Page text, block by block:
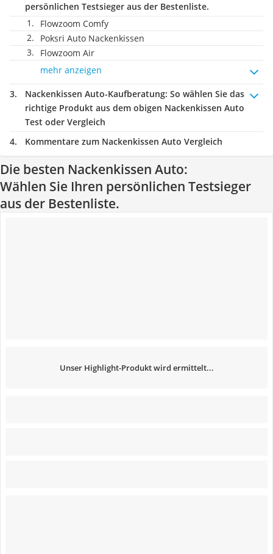
persönlichen Testsieger aus der Bestenliste.
Flowzoom Comfy
Poksri Auto Nackenkissen
Flowzoom Air
mehr anzeigen
Nackenkissen Auto-Kaufberatung: So wählen Sie das
richtige Produkt aus dem obigen Nackenkissen Auto
Test oder Vergleich
Kommentare zum Nackenkissen Auto Vergleich
Die besten Nackenkissen Auto:
Wählen Sie Ihren persönlichen Testsieger
aus der Bestenliste.
Unser Highlight-Produkt wird ermittelt...